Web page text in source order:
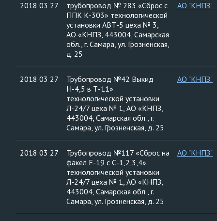
2018 03 27
трубопровод № 283 «Сброс с
ППК К-303» технологической
установки АВТ-5 цеха № 3,
АО «КНПЗ, 443004, Самарская
обл., г. Самара, ул. Грозненская,
д. 25
АО "КНПЗ"
2018 03 27
Трубопровод №42 Выкид
Н-4,5 в Т-11»
технологической установки
Л-24/7 цеха № 1, АО «КНПЗ,
443004, Самарская обл., г.
Самара, ул. Грозненская, д. 25
АО "КНПЗ"
2018 03 27
Трубопровод №117 «Сброс на
факел Е-19 с С-1,2,3,4»
технологической установки
Л-24/7 цеха № 1, АО «КНПЗ,
443004, Самарская обл., г.
Самара, ул. Грозненская, д. 25
АО "КНПЗ"